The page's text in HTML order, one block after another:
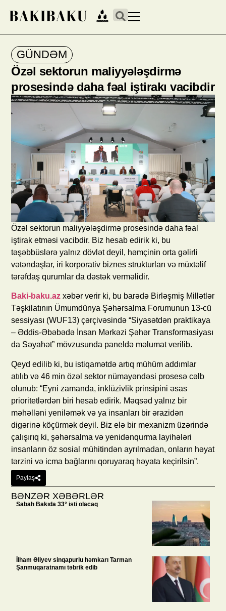
GÜNDƏM
Özəl sektorun maliyyələşdirmə
prosesində daha fəal iştirakı vacibdir
Özəl sektorun maliyyələşdirmə prosesində daha fəal
iştirak etməsi vacibdir. Biz hesab edirik ki, bu
təşəbbüslərə yalnız dövlət deyil, həmçinin orta gəlirli
vətəndaşlar, iri korporativ biznes strukturları və müxtəlif
tərəfdaş qurumlar da dəstək verməlidir.
Baki-baku.az xəbər verir ki, bu barədə Birləşmiş Millətlər
Təşkilatının Ümumdünya Şəhərsalma Forumunun 13-cü
sessiyası (WUF13) çərçivəsində “Siyasətdən praktikaya
– Əddis-Əbəbədə İnsan Mərkəzi Şəhər Transformasiyası
da Səyahət” mövzusunda paneldə məlumat verilib.
Qeyd edilib ki, bu istiqamətdə artıq mühüm addımlar
atılıb və 46 min özəl sektor nümayəndəsi prosesə cəlb
olunub: “Eyni zamanda, inklüzivlik prinsipini əsas
prioritetlərdən biri hesab edirik. Məqsəd yalnız bir
məhəlləni yeniləmək və ya insanları bir ərazidən
digərinə köçürmək deyil. Biz elə bir mexanizm üzərində
çalışırıq ki, şəhərsalma və yenidənqurma layihələri
insanların öz sosial mühitindən ayrılmadan, onların həyat
tərzini və icma bağlarını qoruyaraq həyata keçirilsin”.
Paylaş
BƏNZƏR XƏBƏRLƏR
Sabah Bakıda 33° isti olacaq
İlham Əliyev sinqapurlu həmkarı Tarman
Şanmuqaratnamı təbrik edib